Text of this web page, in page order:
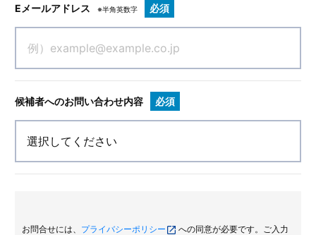
Eメールアドレス ※半角英数字 必須
候補者へのお問い合わせ内容 必須
お問合せには、 プライバシーポリシー
への同意が必要です。ご入力